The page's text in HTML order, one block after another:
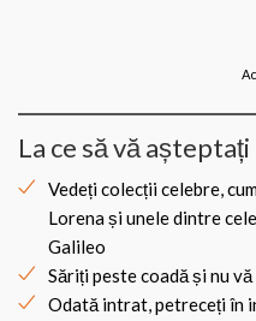
La ce să vă așteptați
Vedeți colecții celebre,
Lorena și unele dintre
Galileo
Săriți peste coadă și nu
Odată intrat, petreceți în